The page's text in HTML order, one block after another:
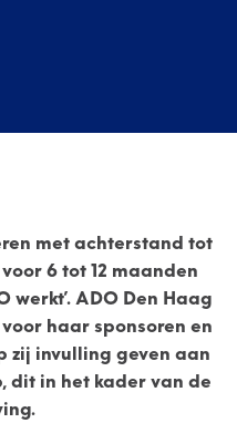
met achterstand tot
6 tot 12 maanden
werkt’. ADO Den Haag
haar sponsoren en
zij invulling geven aan
dit in het kader van de